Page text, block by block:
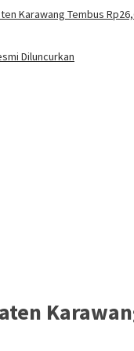
Karawang Tembus
Diluncurkan